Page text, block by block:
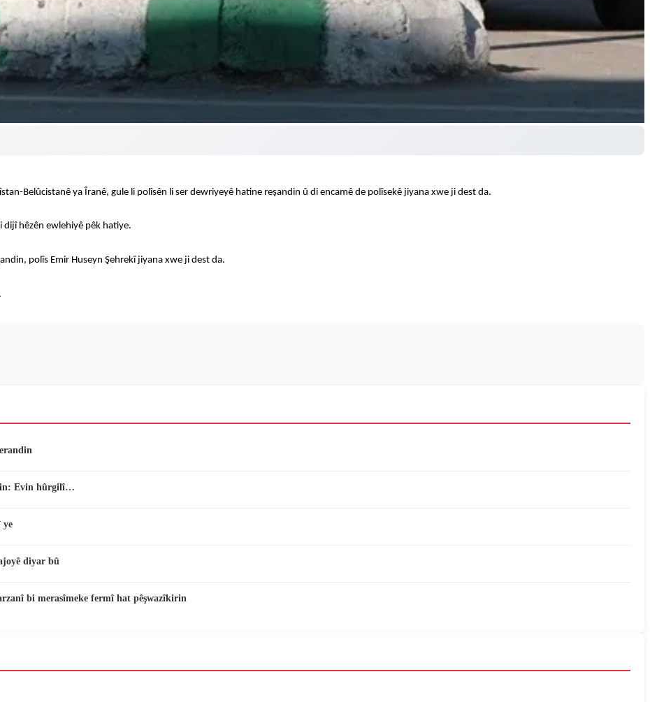
Belûcistanê ya Îranê, gule li polîsên li ser dewriyeyê hatine reşandin û di encamê de polîsekê jiyana xwe ji dest da.
dijî hêzên ewlehiyê pêk hatiye.
polîs Emir Huseyn Şehrekî jiyana xwe ji dest da.
Evin hûrgilî…
ye
diyar bû
bi merasîmeke fermî hat pêşwazîkirin